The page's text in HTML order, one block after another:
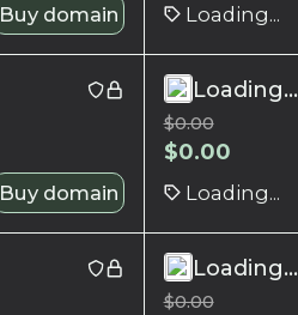
Buy domain Loading...
Buy domain
Loading...
$0.00
$0.00
Loading...
Loading...
$0.00